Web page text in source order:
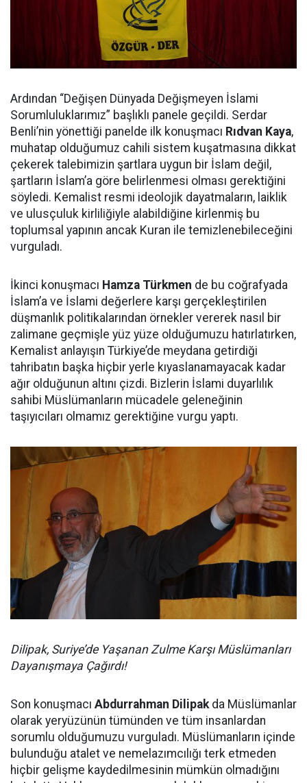
Ardından “Değişen Dünyada Değişmeyen İslami
Sorumluluklarımız” başlıklı panele geçildi. Serdar
Benli’nin yönettiği panelde ilk konuşmacı Rıdvan Kaya,
muhatap olduğumuz cahili sistem kuşatmasına dikkat
çekerek talebimizin şartlara uygun bir İslam değil,
şartların İslam’a göre belirlenmesi olması gerektiğini
söyledi. Kemalist resmi ideolojik dayatmaların, laiklik
ve ulusçuluk kirliliğiyle alabildiğine kirlenmiş bu
toplumsal yapının ancak Kuran ile temizlenebileceğini
vurguladı.
İkinci konuşmacı Hamza Türkmen de bu coğrafyada
İslam’a ve İslami değerlere karşı gerçekleştirilen
düşmanlık politikalarından örnekler vererek nasıl bir
zalimane geçmişle yüz yüze olduğumuzu hatırlatırken,
Kemalist anlayışın Türkiye’de meydana getirdiği
tahribatın başka hiçbir yerle kıyaslanamayacak kadar
ağır olduğunun altını çizdi. Bizlerin İslami duyarlılık
sahibi Müslümanların mücadele geleneğinin
taşıyıcıları olmamız gerektiğine vurgu yaptı.
Dilipak, Suriye’de Yaşanan Zulme Karşı Müslümanları
Dayanışmaya Çağırdı!
Son konuşmacı Abdurrahman Dilipak da Müslümanlar
olarak yeryüzünün tümünden ve tüm insanlardan
sorumlu olduğumuzu vurguladı. Müslümanların içinde
bulunduğu atalet ve nemelazımcılığı terk etmeden
hiçbir gelişme kaydedilmesinin mümkün olmadığını